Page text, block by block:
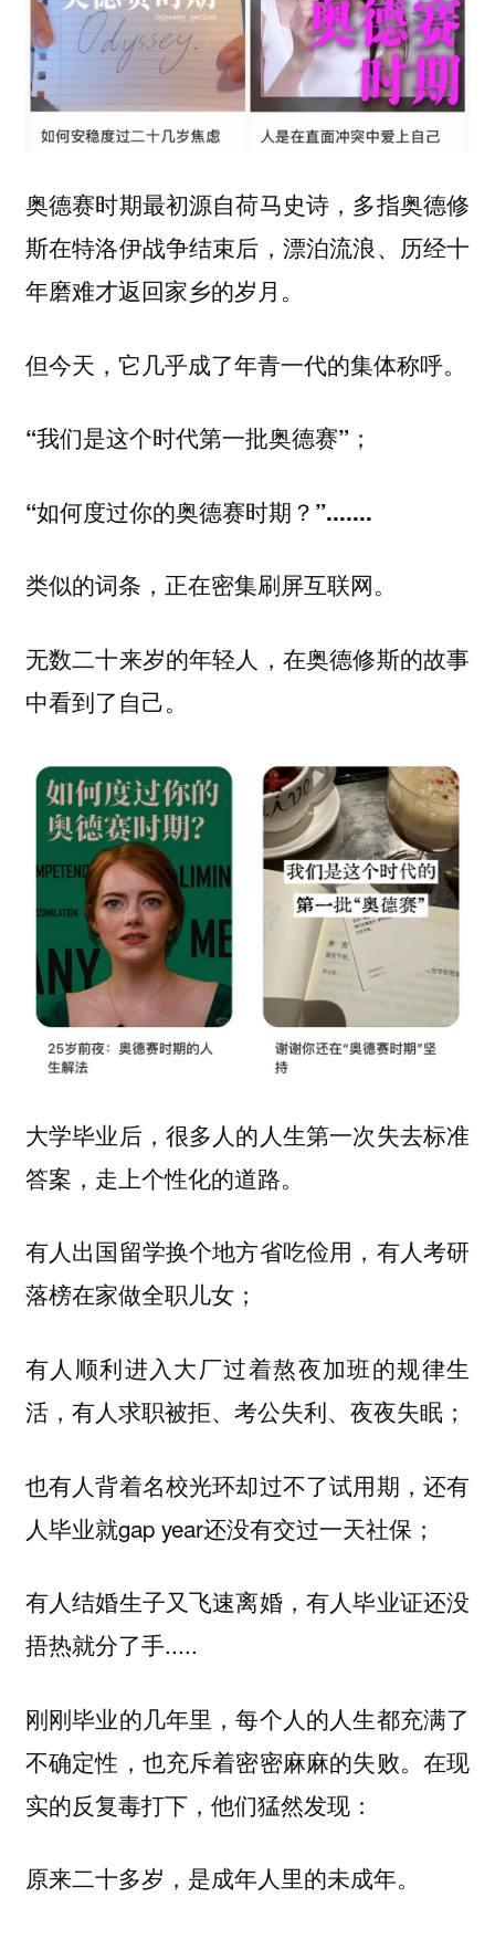
奥德赛时期最初源自荷马史诗，多指奥德修
斯在特洛伊战争结束后，漂泊流浪、历经十
年磨难才返回家乡的岁月。
但今天，它几乎成了年青一代的集体称呼。
“我们是这个时代第一批奥德赛”；
“如何度过你的奥德赛时期？”.......
类似的词条，正在密集刷屏互联网。
无数二十来岁的年轻人，在奥德修斯的故事
中看到了自己。
大学毕业后，很多人的人生第一次失去标准
答案，走上个性化的道路。
有人出国留学换个地方省吃俭用，有人考研
落榜在家做全职儿女；
有人顺利进入大厂过着熬夜加班的规律生
活，有人求职被拒、考公失利、夜夜失眠；
也有人背着名校光环却过不了试用期，还有
人毕业就gap year还没有交过一天社保；
有人结婚生子又飞速离婚，有人毕业证还没
捂热就分了手.....
刚刚毕业的几年里，每个人的人生都充满了
不确定性，也充斥着密密麻麻的失败。在现
实的反复毒打下，他们猛然发现：
原来二十多岁，是成年人里的未成年。